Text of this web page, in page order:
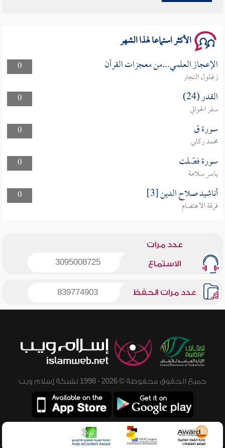
الأكثر استماعا لهذا الشهر
0 الإعجاز العلمي...من معجزات القرآن
زغلول النجار
0
القدر (24)
سفر الحوالي
0
سورة ق
محمد ركابي
0
سورة فصّلت
ياسر سلامة
0
أناشيد صلاح الدين [3]
فرقة الاعتصام
عدد مرات
الاستماع 3095008725
عدد مرات الحفظ 839774903
جميع الحقوق محفوظة © 2026 - 1998 لشبكة إسلام ويب